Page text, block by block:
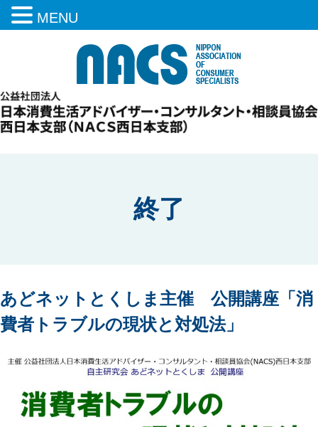
終了
あどネットとくしま主催 公開講座「消
費者トラブルの現状と対処法」
MENU